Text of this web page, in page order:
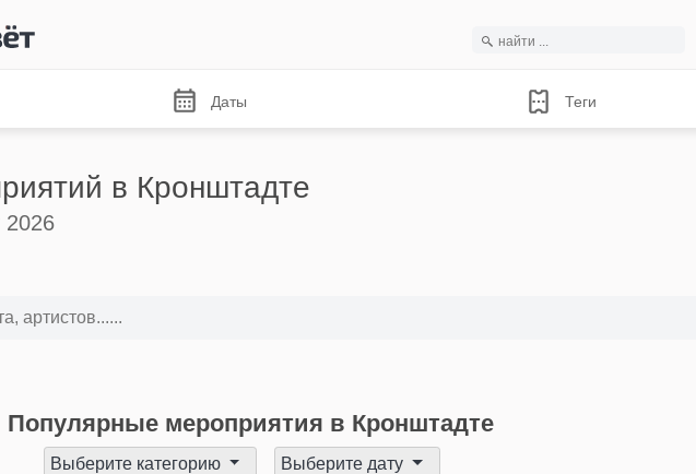
Даты Теги
в Кронштадте
2026
Популярные мероприятия в Кронштадте
Выберите категорию Выберите дату